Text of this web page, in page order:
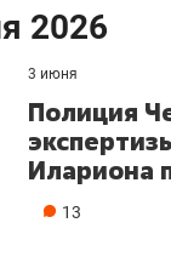
2026
3 июня
Полиция
Илариона
13